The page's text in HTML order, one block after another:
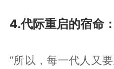
4.代际重启的宿命
“所以，每一代人又